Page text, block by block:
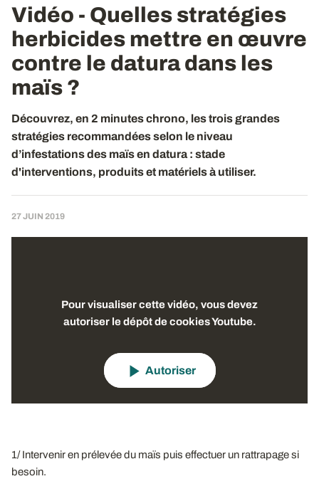
Vidéo - Quelles stratégies
herbicides mettre en œuvre
contre le datura dans les
maïs ?
Découvrez, en 2 minutes chrono, les trois grandes
stratégies recommandées selon le niveau
d’infestations des maïs en datura : stade
d'interventions, produits et matériels à utiliser.
27 JUIN 2019
Pour visualiser cette vidéo, vous devez
autoriser le dépôt de cookies Youtube.
Autoriser
1/ Intervenir en prélevée du maïs puis effectuer un rattrapage si
besoin.